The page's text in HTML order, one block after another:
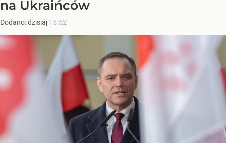
na Ukraińców
Dodano:dzisiaj 15:52